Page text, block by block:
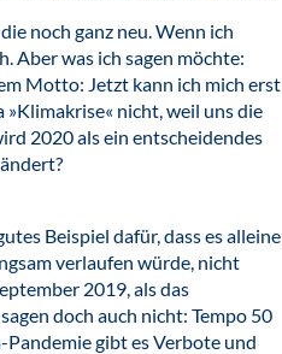
noch ganz neu. Wenn ich
Aber was ich sagen möchte:
Motto: Jetzt kann ich mich erst
nicht, weil uns die
2020 als ein entscheidendes
Beispiel dafür, dass es alleine
verlaufen würde, nicht
2019, als das
doch auch nicht: Tempo 50
gibt es Verbote und